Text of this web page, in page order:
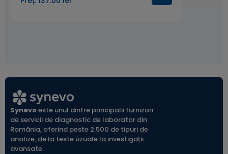
Recipient de recoltare
– vacutainer fără
Synevoeste unul dintre principalii furnizori
de servicii de diagnostic de laborator din
România, oferind peste 2.500 de tipuri de
analize, de la teste uzuale la investigații
avansate.